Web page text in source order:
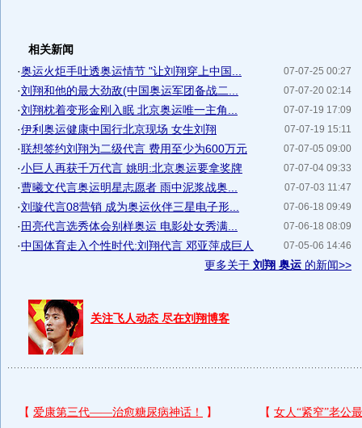
相关新闻
07-07-25 00:27
·奥运火炬手吐透奥运情节 "让刘翔穿上中国...
07-07-20 02:14
·刘翔和他的最大劲敌(中国奥运军团备战二...
07-07-19 17:09
·刘翔枕着变形金刚入眠 北京奥运唯一主角...
07-07-19 15:11
·伊利奥运健康中国行北京现场 女生刘翔
07-07-05 09:00
·联想签约刘翔为二级代言 费用至少为600万元
07-07-04 09:33
·小巨人再获千万代言 姚明:北京奥运要拿奖牌
07-07-03 11:47
·曹曦文代言奥运明星志愿者 雨中泥浆战奥...
07-06-18 09:49
·刘璇代言08营销 成为奥运伙伴三星电子形...
07-06-18 08:09
· 田亮代言选秀体会别样奥运 电影处女秀满...
07-05-06 14:46
·中国体育走入个性时代:刘翔代言 邓亚萍成巨人
更多关于 刘翔 奥运 的新闻>>
关注飞人动态 尽在刘翔博客